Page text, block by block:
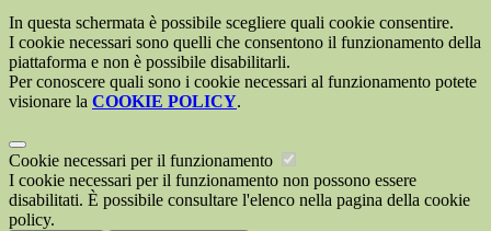
In questa schermata è possibile scegliere quali cookie consentire.
I cookie necessari sono quelli che consentono il funzionamento della
piattaforma e non è possibile disabilitarli.
Per conoscere quali sono i cookie necessari al funzionamento potete
visionare la COOKIE POLICY.
Cookie necessari per il funzionamento
I cookie necessari per il funzionamento non possono essere
disabilitati. È possibile consultare l'elenco nella pagina della cookie
policy.